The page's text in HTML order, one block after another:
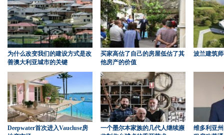
为什么改变我们的建设方式是改
善澳大利亚城市的关键
买家高估了自己的房屋低估了其
他房产的价值
波兰建筑
Deepwater首次进入Vaucluse房
一个墨尔本家族的几代人继续濒
维多利亚